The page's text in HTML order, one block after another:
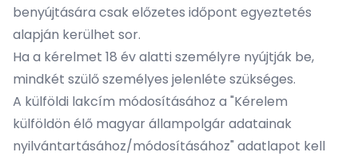
benyújtására csak előzetes időpont egyeztetés
alapján kerülhet sor.
Ha a kérelmet 18 év alatti személyre nyújtják be,
mindkét szülő személyes jelenléte szükséges.
A külföldi lakcím módosításához a "Kérelem
külföldön élő magyar állampolgár adatainak
nyilvántartásához/módosításához" adatlapot kell